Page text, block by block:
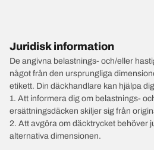
Juridisk information
De angivna belastnings- och/eller
något från den ursprungliga
etikett. Din däckhandlare kan hjälpa
1. Att informera dig om belastnings-
ersättningsdäcken skiljer sig från
2. Att avgöra om däcktrycket behöver
alternativa dimensionen.